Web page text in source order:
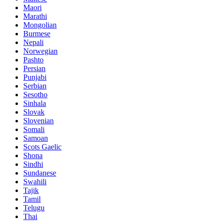
Maori
Marathi
Mongolian
Burmese
Nepali
Norwegian
Pashto
Persian
Punjabi
Serbian
Sesotho
Sinhala
Slovak
Slovenian
Somali
Samoan
Scots Gaelic
Shona
Sindhi
Sundanese
Swahili
Tajik
Tamil
Telugu
Thai